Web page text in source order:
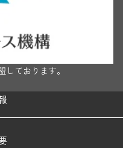
ております。